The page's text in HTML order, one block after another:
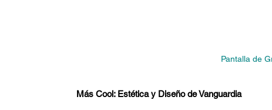
Pantalla de
Más Cool: Estética y Diseño de Vanguardia